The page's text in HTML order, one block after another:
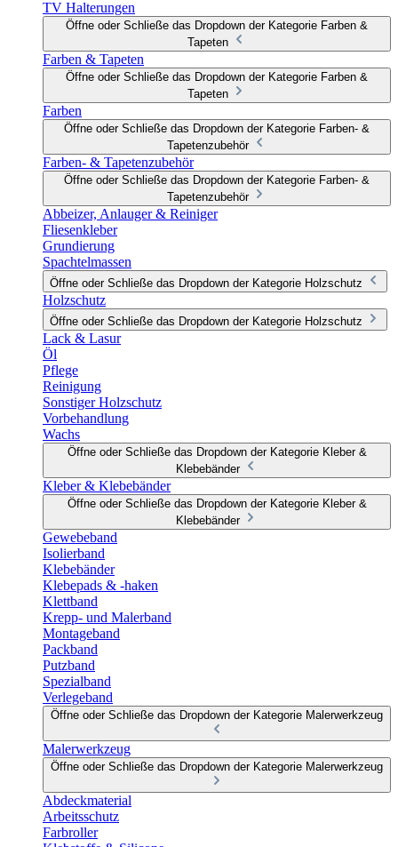
TV Halterungen
Öffne oder Schließe das Dropdown der Kategorie Farben &
Tapeten
Farben & Tapeten
Öffne oder Schließe das Dropdown der Kategorie Farben &
Tapeten
Farben
Öffne oder Schließe das Dropdown der Kategorie Farben- &
Tapetenzubehör
Farben- & Tapetenzubehör
Öffne oder Schließe das Dropdown der Kategorie Farben- &
Tapetenzubehör
Abbeizer, Anlauger & Reiniger
Fliesenkleber
Grundierung
Spachtelmassen
Öffne oder Schließe das Dropdown der Kategorie Holzschutz
Holzschutz
Öffne oder Schließe das Dropdown der Kategorie Holzschutz
Lack & Lasur
Öl
Pflege
Reinigung
Sonstiger Holzschutz
Vorbehandlung
Wachs
Öffne oder Schließe das Dropdown der Kategorie Kleber &
Klebebänder
Kleber & Klebebänder
Öffne oder Schließe das Dropdown der Kategorie Kleber &
Klebebänder
Gewebeband
Isolierband
Klebebänder
Klebepads & -haken
Klettband
Krepp- und Malerband
Montageband
Packband
Putzband
Spezialband
Verlegeband
Öffne oder Schließe das Dropdown der Kategorie Malerwerkzeug
Malerwerkzeug
Öffne oder Schließe das Dropdown der Kategorie Malerwerkzeug
Abdeckmaterial
Arbeitsschutz
Farbroller